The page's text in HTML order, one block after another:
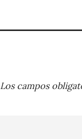
Los campos